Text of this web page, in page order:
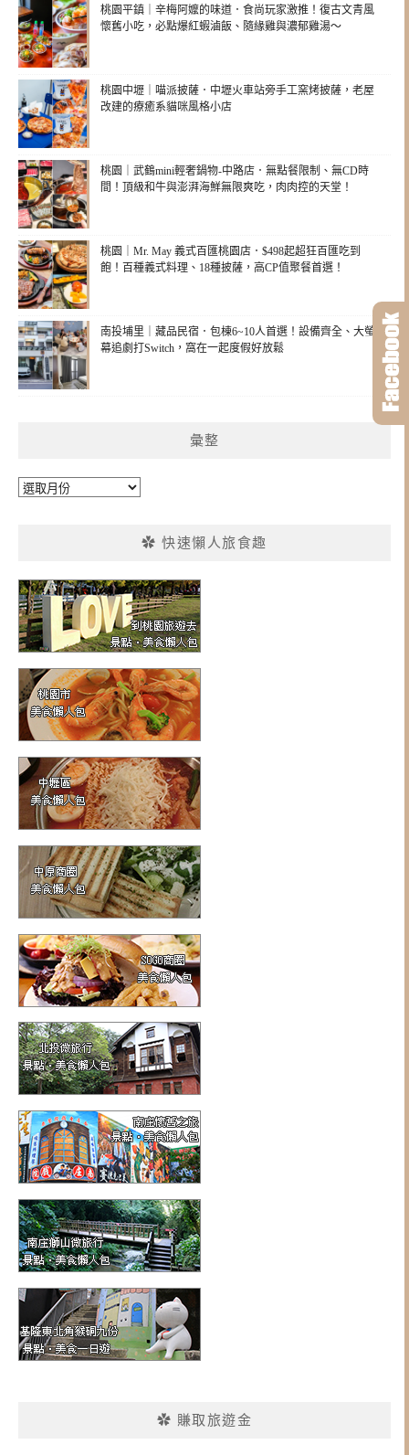
桃園平鎮｜辛梅阿嬤的味道．食尚玩家激推！復古文青風
懷舊小吃，必點爆紅蝦滷飯、隨緣雞與濃郁雞湯～
桃園中壢｜喵派披薩．中壢火車站旁手工窯烤披薩，老屋
改建的療癒系貓咪風格小店
桃園｜武鶴mini輕奢鍋物-中路店．無點餐限制、無CD時
間！頂級和牛與澎湃海鮮無限爽吃，肉肉控的天堂！
桃園｜Mr. May 義式百匯桃園店．$498起超狂百匯吃到
飽！百種義式料理、18種披薩，高CP值聚餐首選！
南投埔里｜藏品民宿．包棟6~10人首選！設備齊全、大螢
幕追劇打Switch，窩在一起度假好放鬆
彙整
彙
✿ 快速懶人旅食趣
✿ 賺取旅遊金